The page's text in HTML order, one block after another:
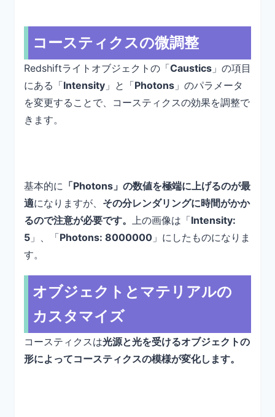
コースティクスの微調整
Redshiftライトオブジェクトの「Caustics 」の項目
にある「Intensity 」と「Photons 」のパラメータ
を変更することで、コースティクスの効果を調整で
きます。
基本的に 「Photons」の数値を極端に上げるのが最
適になりますが、 その分レンダリングに時間がかか
るので注意が必要です。
上の画像は「Intensity:
5 」、「Photons: 8000000 」にしたものになりま
す。
オブジェクトとマテリアルの
カスタマイズ
コースティクスは光源と光を受けるオブジェクトの
形によってコースティクスの模様が変化します。